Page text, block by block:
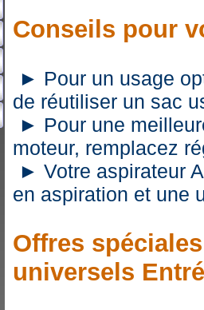
Conseils pour
► Pour un usage
de réutiliser un sac
► Pour une
moteur, remplacez
► Votre aspirateur
en aspiration et une
Offres
universels